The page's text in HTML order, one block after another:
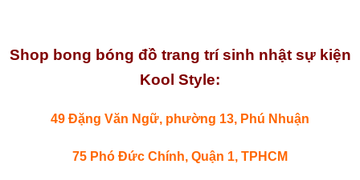
Shop bong bóng đồ trang trí sinh nhật sự kiện
Kool Style:
49 Đặng Văn Ngữ, phường 13, Phú Nhuận
75 Phó Đức Chính, Quận 1, TPHCM